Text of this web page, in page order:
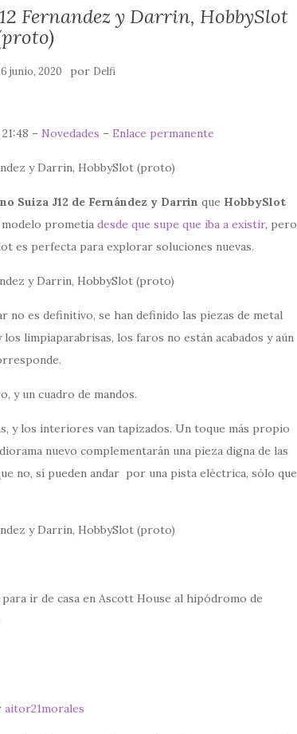
Fernandez y Darrin, HobbySlot
junio, 2020 por Delfi
– Novedades – Enlace permanente
Suiza J12 de Fernández y Darrin que HobbySlot
modelo prometía desde que supe que iba a existir, pero
es perfecta para explorar soluciones nuevas.
no es definitivo, se han definido las piezas de metal
limpiaparabrisas, los faros no están acabados y aún
y un cuadro de mandos.
y los interiores van tapizados. Un toque más propio
nuevo complementarán una pìeza digna de las
no, sí pueden andar por una pista eléctrica, sólo que
ir de casa en Ascott House al hipódromo de
aitor21morales